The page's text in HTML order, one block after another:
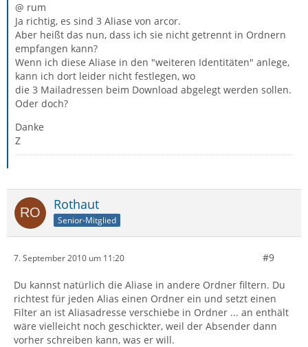
@ rum
Ja richtig, es sind 3 Aliase von arcor.
Aber heißt das nun, dass ich sie nicht getrennt in Ordnern
empfangen kann?
Wenn ich diese Aliase in den "weiteren Identitäten" anlege,
kann ich dort leider nicht festlegen, wo
die 3 Mailadressen beim Download abgelegt werden sollen.
Oder doch?
Danke
Z
Rothaut
Senior-Mitglied
7. September 2010 um 11:20 #9
Du kannst natürlich die Aliase in andere Ordner filtern. Du
richtest für jeden Alias einen Ordner ein und setzt einen
Filter an ist Aliasadresse verschiebe in Ordner ... an enthält
wäre vielleicht noch geschickter, weil der Absender dann
vorher schreiben kann, was er will.